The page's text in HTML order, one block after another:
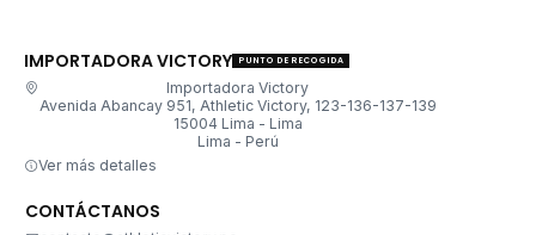
IMPORTADORA VICTORY PUNTO DE RECOGIDA
Importadora Victory
Avenida Abancay 951, Athletic Victory, 123-136-137-139
15004 Lima - Lima
Lima - Perú
Ver más detalles
CONTÁCTANOS